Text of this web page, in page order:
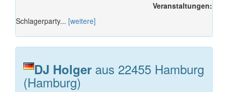
Veranstaltungen:
Schlagerparty... [weitere]
DJ Holger aus 22455 Hamburg
(Hamburg)